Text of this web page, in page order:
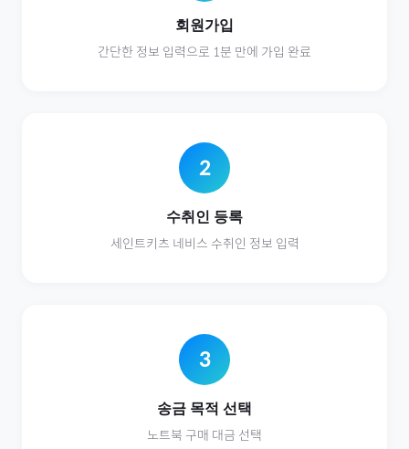
회원가입
간단한 정보 입력으로 1분 만에 가입 완료
2
수취인 등록
세인트키츠 네비스 수취인 정보 입력
3
송금 목적 선택
노트북 구매 대금 선택